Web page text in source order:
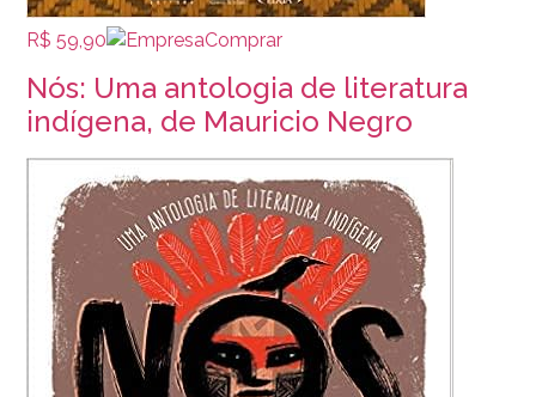
R$ 59,90 Comprar
Nós: Uma antologia de literatura
indígena, de Mauricio Negro